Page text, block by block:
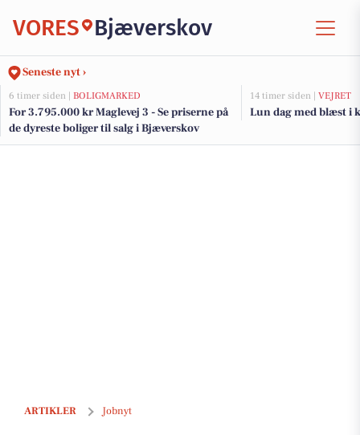
VORES Bjæverskov
Seneste nyt ›
6 timer siden | BOLIGMARKED
For 3.795.000 kr Maglevej 3 - Se priserne på
de dyreste boliger til salg i Bjæverskov
14 timer siden | VEJRET
Lun dag med blæst i
ARTIKLER Jobnyt
Energisk og erfaren lagermedarbejder med truckcertifikat søges til